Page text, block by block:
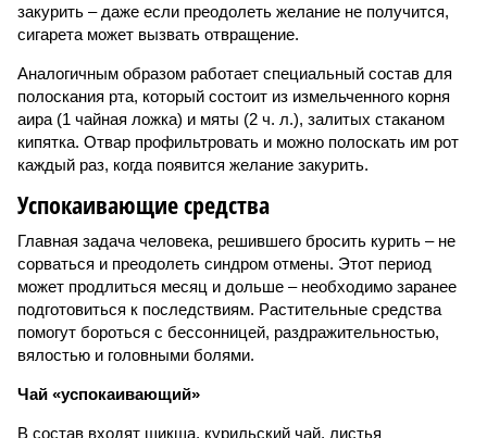
закурить – даже если преодолеть желание не получится,
сигарета может вызвать отвращение.
Аналогичным образом работает специальный состав для
полоскания рта, который состоит из измельченного корня
аира (1 чайная ложка) и мяты (2 ч. л.), залитых стаканом
кипятка. Отвар профильтровать и можно полоскать им рот
каждый раз, когда появится желание закурить.
Успокаивающие средства
Главная задача человека, решившего бросить курить – не
сорваться и преодолеть синдром отмены. Этот период
может продлиться месяц и дольше – необходимо заранее
подготовиться к последствиям. Растительные средства
помогут бороться с бессонницей, раздражительностью,
вялостью и головными болями.
Чай «успокаивающий»
В состав входят шикша, курильский чай, листья